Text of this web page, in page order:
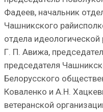
Фадеев, начальник
Чашникского
отдела
Г. П. Авижа,
председателя
Белорусского
Коваленко и А.Н.
ветеранской